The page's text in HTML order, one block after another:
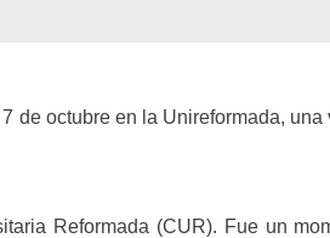
octubre en la Unireformada,
Reformada (CUR). Fue un